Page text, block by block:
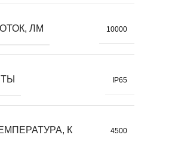
ЛМ 10000
IP65
К 4500